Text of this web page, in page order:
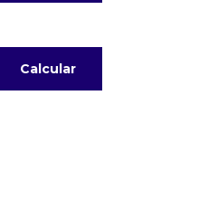
Calcular